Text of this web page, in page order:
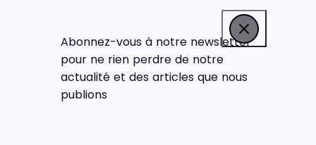
Abonnez-vous à notre newsletter
pour ne rien perdre de notre
actualité et des articles que nous
publions